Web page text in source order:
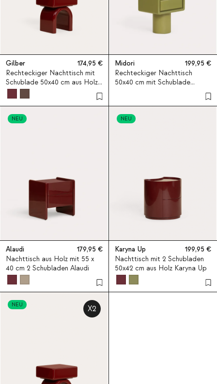
Gilber
174,95
Rechteckiger Nachttisch mit
Schublade 50x40 cm aus Holz
von Gilber
Midori
199,95
Rechteckiger Nachttisch
50x40 cm mit Schublade
NEU
Alaudi
179,95
Nachttisch aus Holz mit 55 x
40 cm 2 Schubladen Alaudi
NEU
Karyna Up
199,95
Nachttisch mit 2 Schubladen
50x42 cm aus Holz Karyna Up
NEU X2